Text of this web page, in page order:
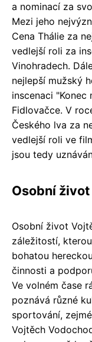
a nominací za
Mezi jeho
Cena Thálie za
vedlejší roli za
Vinohradech.
nejlepší mužský
inscenaci "Konec
Fidlovačce. V
Českého lva za
vedlejší roli ve
jsou tedy
Osobní
Osobní život
záležitostí,
bohatou
činnosti a
Ve volném čase
poznává různé
sportování,
Vojtěch